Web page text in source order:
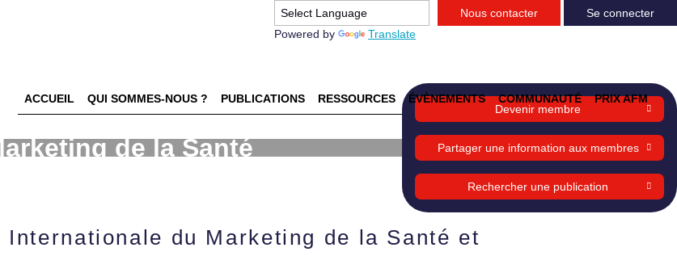
Powered by Translate
Nous contacter Se connecter
ACCUEIL QUI SOMMES-NOUS ? PUBLICATIONS RESSOURCES ÉVÈNEMENTS COMMUNAUTÉ PRIX AFM
de la Santé
Devenir membre
Partager une information aux membres
Rechercher une publication
du Marketing de la Santé et